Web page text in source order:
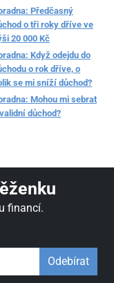
Předčasný
o tři roky dříve ve
20 000 Kč
Když odejdu do
o rok dříve, o
se mi sníží důchod?
Mohou mi sebrat
důchod?
financí.
Odebírat